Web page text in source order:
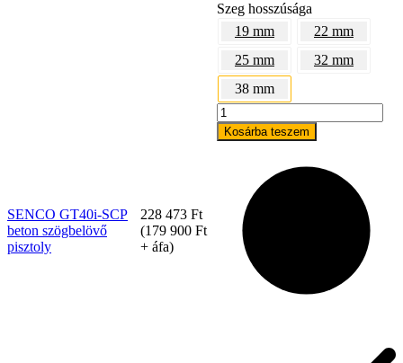
SENCO GT40i-SCP
beton szögbelövő
pisztoly
228 473 Ft
(179 900 Ft
+ áfa)
Szeg hosszúsága
19 mm
22 mm
25 mm
32 mm
38 mm
SENCO
GT40i-
SCP
szögbelövő
pisztoly
mennyiség
Kosárba teszem